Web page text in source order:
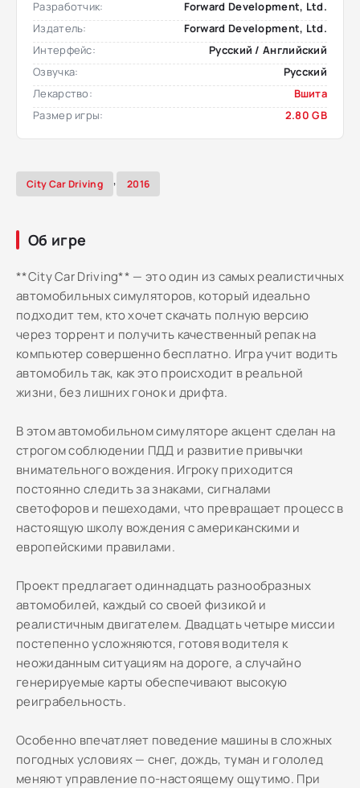
Разработчик:
Forward Development, Ltd.
Издатель:
Forward Development, Ltd.
Интерфейс:
Русский / Английский
Озвучка:
Русский
Лекарство:
Вшита
Размер игры:
2.80 GB
City Car Driving , 2016
Об игре
**City Car Driving** — это один из самых реалистичных
автомобильных симуляторов, который идеально
подходит тем, кто хочет скачать полную версию
через торрент и получить качественный репак на
компьютер совершенно бесплатно. Игра учит водить
автомобиль так, как это происходит в реальной
жизни, без лишних гонок и дрифта.
В этом автомобильном симуляторе акцент сделан на
строгом соблюдении ПДД и развитие привычки
внимательного вождения. Игроку приходится
постоянно следить за знаками, сигналами
светофоров и пешеходами, что превращает процесс в
настоящую школу вождения с американскими и
европейскими правилами.
Проект предлагает одиннадцать разнообразных
автомобилей, каждый со своей физикой и
реалистичным двигателем. Двадцать четыре миссии
постепенно усложняются, готовя водителя к
неожиданным ситуациям на дороге, а случайно
генерируемые карты обеспечивают высокую
реиграбельность.
Особенно впечатляет поведение машины в сложных
погодных условиях — снег, дождь, туман и гололед
меняют управление по-настоящему ощутимо. При